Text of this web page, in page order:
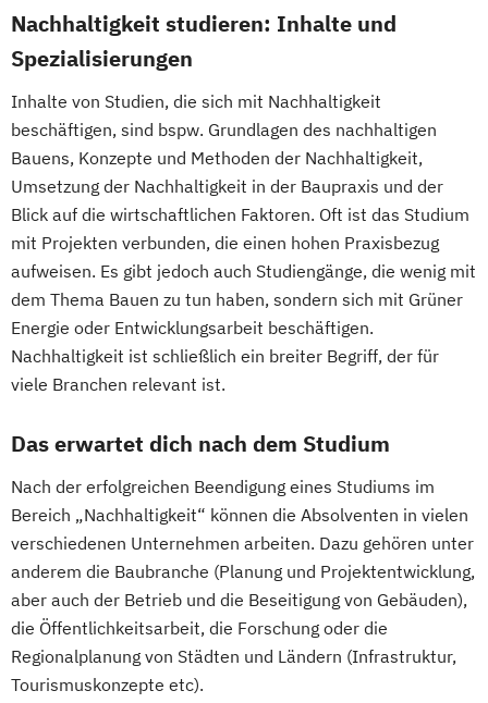
MBA General Management (EN)
Management der Kreativwirtschaft - PR-
Management und Leadership
Maschinenbau (DE/EN)
Medien- und Kommunikations­management
Medienkommunikation und
Medienproduktion
Medizinische Ernährungswissenschaft und
Ernährungstherapie
Mobility and Automotive Industry (EN)
Musikproduktion (DE/EN)
Photography (EN)
Physician Assistant (mit Vorausbildung)
Physiotherapie
Popularmusik (DE/EN)
Produktdesign - Automobildesign (EN/DE)
Produktdesign - Industriedesign (EN/DE)
Projektmanagement Bau Psychologie
Psychologie – Schwerpunkt:
Wirtschaftspsychologie
Psychosoziale Beratung und
ingenieurwissenschaftlicher Fächer
wirtschaftswissenschaftlicher Fächer
Mechatronik Mediengestaltung
Medizintechnik
Mensch-Computer-Interaktion
Nachhaltiges Design
Nationale und internationale Zertifizierung
und Produktkennzeichnung
New Venture Management
Professional Software Engineering
Prozesssimulation in der
Verfahrenstechnik
Technikfolgen­abschätzung
Technische Informatik
Wasserstofftechnologien
Wirtschaftsinformatik
Wirtschaftsingenieurwesen
Wirtschaftsingenieurwesen
Baumanagement
Wirtschaftsingenieurwesen Erneuerbare
Nachhaltigkeit studieren: Inhalte und
Spezialisierungen
Inhalte von Studien, die sich mit Nachhaltigkeit
beschäftigen, sind bspw. Grundlagen des nachhaltigen
Bauens, Konzepte und Methoden der Nachhaltigkeit,
Umsetzung der Nachhaltigkeit in der Baupraxis und der
Blick auf die wirtschaftlichen Faktoren. Oft ist das Studium
mit Projekten verbunden, die einen hohen Praxisbezug
aufweisen. Es gibt jedoch auch Studiengänge, die wenig mit
dem Thema Bauen zu tun haben, sondern sich mit Grüner
Energie oder Entwicklungsarbeit beschäftigen.
Nachhaltigkeit ist schließlich ein breiter Begriff, der für
viele Branchen relevant ist.
Das erwartet dich nach dem Studium
Nach der erfolgreichen Beendigung eines Studiums im
Bereich „Nachhaltigkeit“ können die Absolventen in vielen
verschiedenen Unternehmen arbeiten. Dazu gehören unter
anderem die Baubranche (Planung und Projektentwicklung,
aber auch der Betrieb und die Beseitigung von Gebäuden),
die Öffentlichkeitsarbeit, die Forschung oder die
Regionalplanung von Städten und Ländern (Infrastruktur,
Tourismuskonzepte etc).